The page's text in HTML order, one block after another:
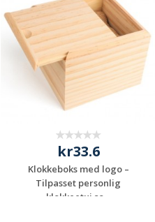
kr33.6
Klokkeboks med logo –
Tilpasset personlig
klokkeetui so...